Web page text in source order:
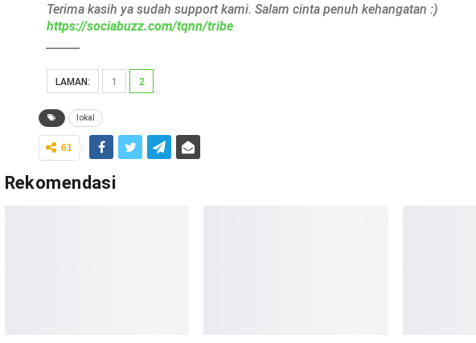
Terima kasih ya sudah support kami. Salam cinta penuh kehangatan :)
https://sociabuzz.com/tqnn/tribe
LAMAN: 1 2
lokal
61
Rekomendasi